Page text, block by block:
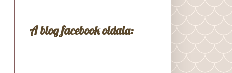
A blog facebook oldala: